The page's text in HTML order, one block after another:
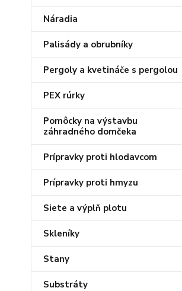
Náradia
Palisády a obrubníky
Pergoly a kvetináče s pergolou
PEX rúrky
Pomôcky na výstavbu
záhradného domčeka
Prípravky proti hlodavcom
Prípravky proti hmyzu
Siete a výplň plotu
Skleníky
Stany
Substráty